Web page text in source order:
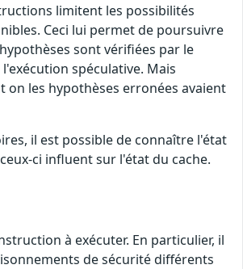
limitent les possibilités
Ceci lui permet de poursuivre
sont vérifiées par le
spéculative. Mais
on les hypothèses erronées avaient
il est possible de connaître l'état
ci influent sur l'état du cache.
à exécuter. En particulier, il
de sécurité différents